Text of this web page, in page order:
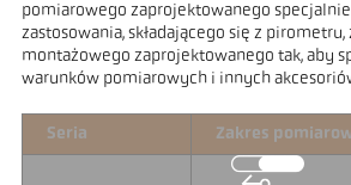
pomiarowego zaprojektowanego
zastosowania, składającego się z pirometru,
montażowego zaprojektowanego tak, aby
warunków pomiarowych i innych
Seria Zakres